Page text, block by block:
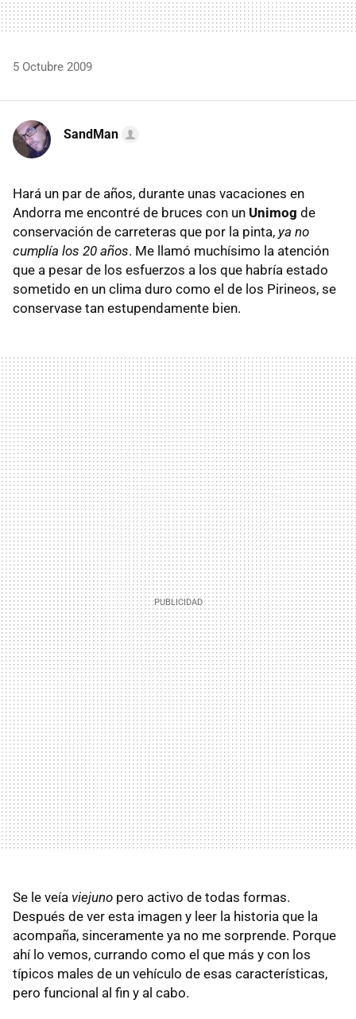
5 Octubre 2009
SandMan
Hará un par de años, durante unas vacaciones en
Andorra me encontré de bruces con un Unimog de
conservación de carreteras que por la pinta, ya no
cumplía los 20 años. Me llamó muchísimo la atención
que a pesar de los esfuerzos a los que habría estado
sometido en un clima duro como el de los Pirineos, se
conservase tan estupendamente bien.
Se le veía viejuno pero activo de todas formas.
Después de ver esta imagen y leer la historia que la
acompaña, sinceramente ya no me sorprende. Porque
ahí lo vemos, currando como el que más y con los
típicos males de un vehículo de esas características,
pero funcional al fin y al cabo.